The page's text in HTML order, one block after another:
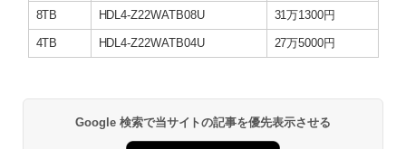
8TB HDL4-Z22WATB08U 31万1300円
4TB HDL4-Z22WATB04U 27万5000円
Google 検索で当サイトの記事を優先表示させる